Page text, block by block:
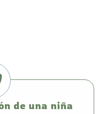
de una niña